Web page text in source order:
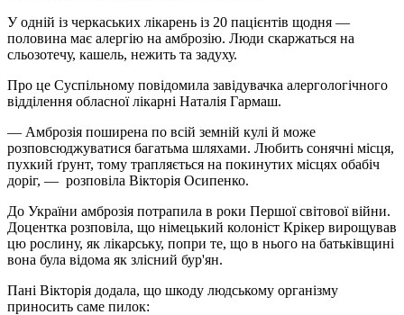
У одній із черкаських лікарень із 20 пацієнтів щодня —
половина має алергію на амброзію. Люди скаржаться на
сльозотечу, кашель, нежить та задуху.
Про це Суспільному повідомила завідувачка алергологічного
відділення обласної лікарні Наталія Гармаш.
— Амброзія поширена по всій земній кулі й може
розповсюджуватися багатьма шляхами. Любить сонячні місця,
пухкий ґрунт, тому трапляється на покинутих місцях обабіч
доріг, — розповіла Вікторія Осипенко.
До України амброзія потрапила в роки Першої світової війни.
Доцентка розповіла, що німецький колоніст Крікер вирощував
цю рослину, як лікарську, попри те, що в нього на батьківщині
вона була відома як злісний бур'ян.
Пані Вікторія додала, що шкоду людському організму
приносить саме пилок: